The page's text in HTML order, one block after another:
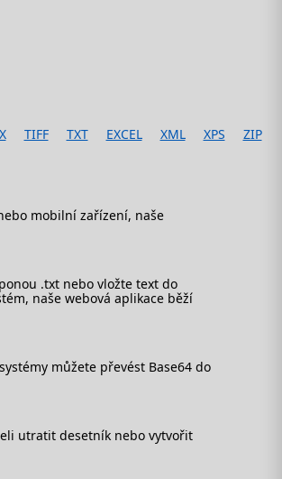
TIFF TXT EXCEL XML XPS ZIP
mobilní zařízení, naše
.txt nebo vložte text do
naše webová aplikace běží
můžete převést Base64 do
utratit desetník nebo vytvořit